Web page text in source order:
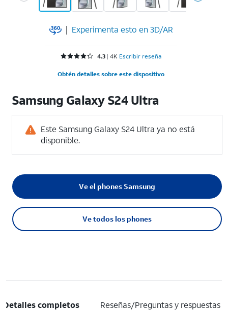
| Experimenta esto en 3D/AR
Calificación 4.3 de 5 estrellas with 4572 reviews
4.3 4K Escribir reseña
Obtén detalles sobre este dispositivo
Samsung Galaxy S24 Ultra
Este Samsung Galaxy S24 Ultra ya no está
disponible.
Ve todos los phones
Ve el phones Samsung
Detalles completos Reseñas/Preguntas y respuestas